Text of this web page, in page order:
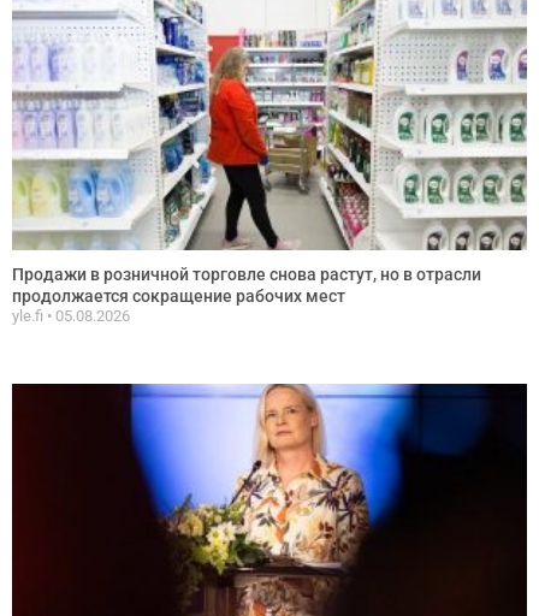
Продажи в розничной торговле снова растут, но в отрасли
продолжается сокращение рабочих мест
yle.fi 05.08.2026